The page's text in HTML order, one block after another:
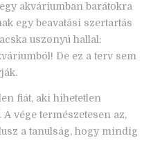
akváriumban barátokra
egy beavatási szertartás
uszonyú hallal:
De ez a terv sem
fiát, aki hihetetlen
vége természetesen az,
a tanulság, hogy mindig